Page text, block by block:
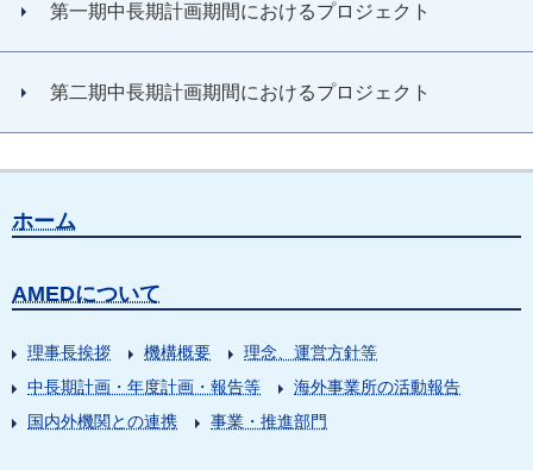
第一期中長期計画期間におけるプロジェクト
第二期中長期計画期間におけるプロジェクト
ホーム
AMEDについて
理事長挨拶 機構概要
理念、運営方針等
中長期計画・年度計画・報告等
海外事業所の活動報告
国内外機関との連携
事業・推進部門